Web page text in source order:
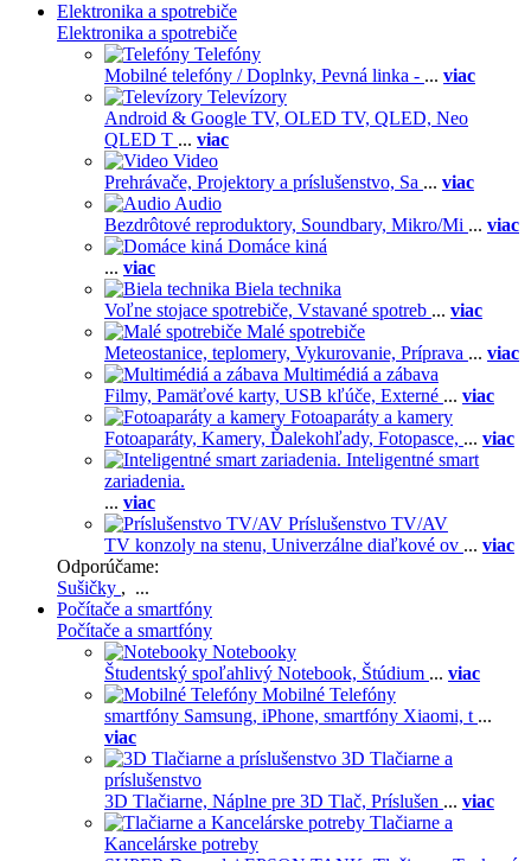
Elektronika a spotrebiče
Elektronika a spotrebiče
Telefóny
Mobilné telefóny / Doplnky, Pevná linka - ... viac
Televízory
Android & Google TV, OLED TV, QLED, Neo
QLED T ... viac
Video
Prehrávače, Projektory a príslušenstvo, Sa ... viac
Audio
Bezdrôtové reproduktory, Soundbary, Mikro/Mi ... viac
Domáce kiná
... viac
Biela technika
Voľne stojace spotrebiče, Vstavané spotreb ... viac
Malé spotrebiče
Meteostanice, teplomery, Vykurovanie, Príprava ... viac
Multimédiá a zábava
Filmy, Pamäťové karty, USB kľúče, Externé ... viac
Fotoaparáty a kamery
Fotoaparáty, Kamery, Ďalekohľady, Fotopasce, ... viac
Inteligentné smart
zariadenia.
... viac
Príslušenstvo TV/AV
TV konzoly na stenu, Univerzálne diaľkové ov ... viac
Odporúčame:
Sušičky , ...
Počítače a smartfóny
Počítače a smartfóny
Notebooky
Študentský spoľahlivý Notebook, Štúdium ... viac
Mobilné Telefóny
smartfóny Samsung, iPhone, smartfóny Xiaomi, t ...
viac
3D Tlačiarne a
príslušenstvo
3D Tlačiarne, Náplne pre 3D Tlač, Príslušen ... viac
Tlačiarne a
Kancelárske potreby